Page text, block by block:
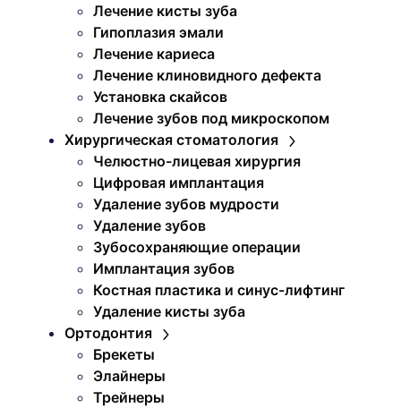
Лечение кисты зуба
Гипоплазия эмали
Лечение кариеса
Лечение клиновидного дефекта
Установка скайсов
Лечение зубов под микроскопом
Хирургическая стоматология
Челюстно-лицевая хирургия
Цифровая имплантация
Удаление зубов мудрости
Удаление зубов
Зубосохраняющие операции
Имплантация зубов
Костная пластика и синус-лифтинг
Удаление кисты зуба
Ортодонтия
Брекеты
Элайнеры
Трейнеры